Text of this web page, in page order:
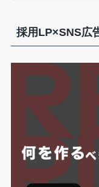
採用LP×SNS広